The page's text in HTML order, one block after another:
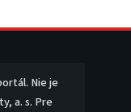
Nie je
a. s. Pre